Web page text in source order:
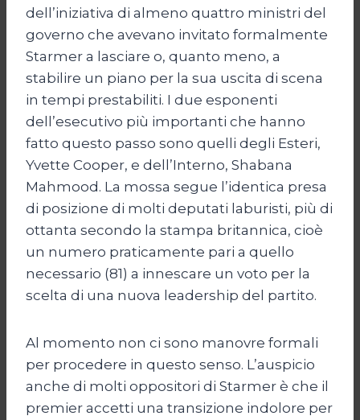
dell’iniziativa di almeno quattro ministri del
governo che avevano invitato formalmente
Starmer a lasciare o, quanto meno, a
stabilire un piano per la sua uscita di scena
in tempi prestabiliti. I due esponenti
dell’esecutivo più importanti che hanno
fatto questo passo sono quelli degli Esteri,
Yvette Cooper, e dell’Interno, Shabana
Mahmood. La mossa segue l’identica presa
di posizione di molti deputati laburisti, più di
ottanta secondo la stampa britannica, cioè
un numero praticamente pari a quello
necessario (81) a innescare un voto per la
scelta di una nuova leadership del partito.
Al momento non ci sono manovre formali
per procedere in questo senso. L’auspicio
anche di molti oppositori di Starmer è che il
premier accetti una transizione indolore per